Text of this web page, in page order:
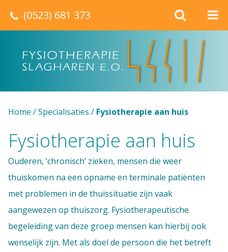
(0523) 681 373
Home /Specialisaties / Fysiotherapie aan huis
Fysiotherapie aan huis
Ouderen, ‘chronisch’ zieken, mensen die weer
thuiskomen na een opname en terminale patiënten
met problemen in de thuissituatie zijn vaak
aangewezen op thuiszorg. Fysiotherapeutische
begeleiding van deze groep mensen kan hierbij ook
wenselijk zijn. Met als doel de persoon die het betreft